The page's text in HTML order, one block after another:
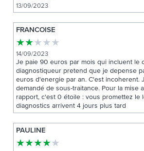
13/09/2023
FRANCOISE
★★★★★
14/09/2023
Je paie 90 euros par mois qui incluent le
diagnostiqueur pretend que je depense
euros d'energie par an. C'est incoherent.
demandé de sous-traitance. Pour la mise
rapport, c'est 0 étoile : vous promettez le
diagnostics arrivent 4 jours plus tard
PAULINE
★★★★★